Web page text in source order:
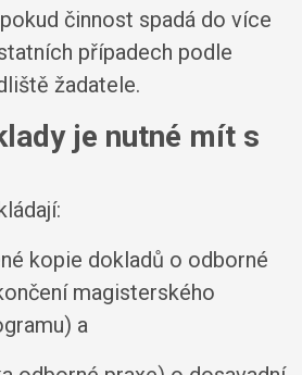
činnost spadá do více
případech podle
žadatele.
je nutné mít s
kopie dokladů o odborné
magisterského
a